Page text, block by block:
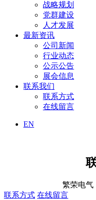
战略规划
党群建设
人才发展
最新资讯
公司新闻
行业动态
公示公告
展会信息
联系我们
联系方式
在线留言
EN
繁荣电气
联系方式 在线留言